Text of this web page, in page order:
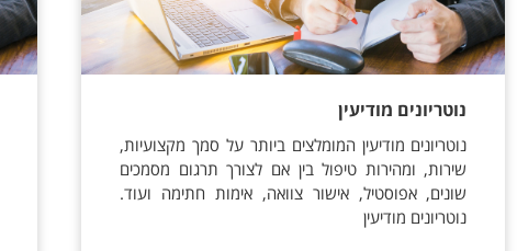
נוטריונים מודיעין
נוטריונים מודיעין המומלצים ביותר על סמך מקצועיות,
שירות, ומהירות טיפול בין אם לצורך תרגום מסמכים
שונים, אפוסטיל, אישור צוואה, אימות חתימה ועוד.
נוטריונים מודיעין